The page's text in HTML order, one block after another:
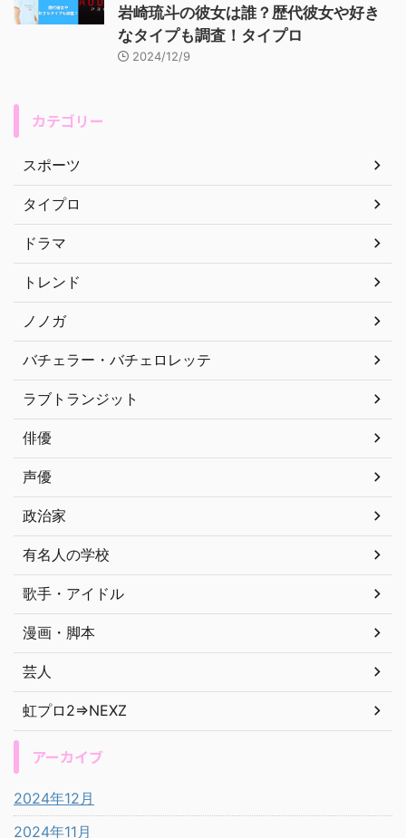
岩崎琉斗の彼女は誰？歴代彼女や好き
なタイプも調査！タイプロ
2024/12/9
カテゴリー
スポーツ
タイプロ
ドラマ
トレンド
ノノガ
バチェラー・バチェロレッテ
ラブトランジット
俳優
声優
政治家
有名人の学校
歌手・アイドル
漫画・脚本
芸人
虹プロ2⇒NEXZ
アーカイブ
2024年12月
2024年11月